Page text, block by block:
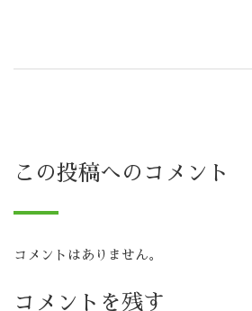
この投稿へのコメント
コメントはありません。
コメントを残す